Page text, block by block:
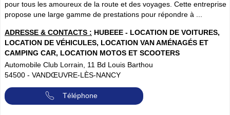
pour tous les amoureux de la route et des voyages. Cette entreprise
propose une large gamme de prestations pour répondre à ...
ADRESSE & CONTACTS : HUBEEE - LOCATION DE VOITURES,
LOCATION DE VÉHICULES, LOCATION VAN AMÉNAGÉS ET
CAMPING CAR, LOCATION MOTOS ET SCOOTERS
Automobile Club Lorrain, 11 Bd Louis Barthou
54500 - VANDŒUVRE-LÈS-NANCY
Téléphone